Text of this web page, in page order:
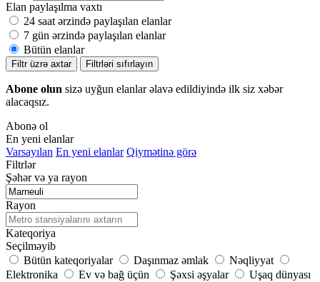
Elan paylaşılma vaxtı
24 saat ərzində paylaşılan elanlar
7 gün ərzində paylaşılan elanlar
Bütün elanlar
Filtr üzrə axtar Filtrləri sıfırlayın
Abone olun sizə uyğun elanlar əlavə edildiyində ilk siz xəbər
alacaqsız.
Abonə ol
En yeni elanlar
Varsayılan En yeni elanlar Qiymətinə görə
Filtrlər
Şəhər və ya rayon
Rayon
Kateqoriya
Seçilməyib
Bütün kateqoriyalar
Daşınmaz əmlak
Nəqliyyat
Elektronika
Ev və bağ üçün Şəxsi əşyalar
Uşaq dünyası